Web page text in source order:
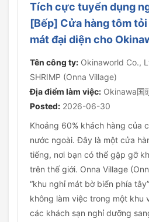
Tích cực tuyển dụng
[Bếp] Cửa hàng tôm
mát đại diện cho
Tên công ty: Okinaworld Co.,
SHRIMP (Onna Village)
Địa điểm làm việc: Okinawa国
Posted: 2026-06-30
Khoảng 60% khách hàng của
nước ngoài. Đây là một cửa
tiếng, nơi bạn có thể gặp gỡ
trên thế giới. Onna Village
“khu nghỉ mát bờ biển phía
không làm việc trong một khu
các khách sạn nghỉ dưỡng